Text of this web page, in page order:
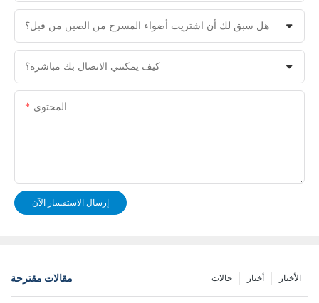
هل سبق لك أن اشتريت أضواء المسرح من الصين من قبل؟
كيف يمكنني الاتصال بك مباشرة؟
المحتوى
إرسال الاستفسار الآن
مقالات مقترحة الأخبار أخبار حالات